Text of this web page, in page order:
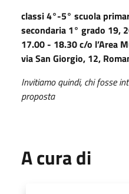
classi 4°-5° scuola
secondaria 1° grado 19,
17.00 - 18.30 c/o l’Area
via San Giorgio, 12,
Invitiamo quindi, chi fosse
proposta
A cura di